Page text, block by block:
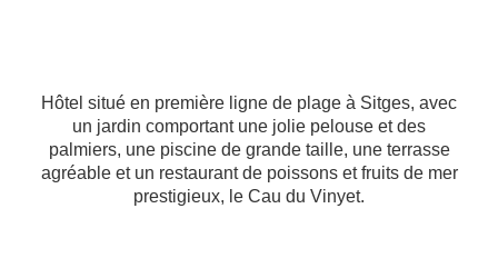
Hôtel situé en première ligne de plage à Sitges, avec
un jardin comportant une jolie pelouse et des
palmiers, une piscine de grande taille, une terrasse
agréable et un restaurant de poissons et fruits de mer
prestigieux, le Cau du Vinyet.